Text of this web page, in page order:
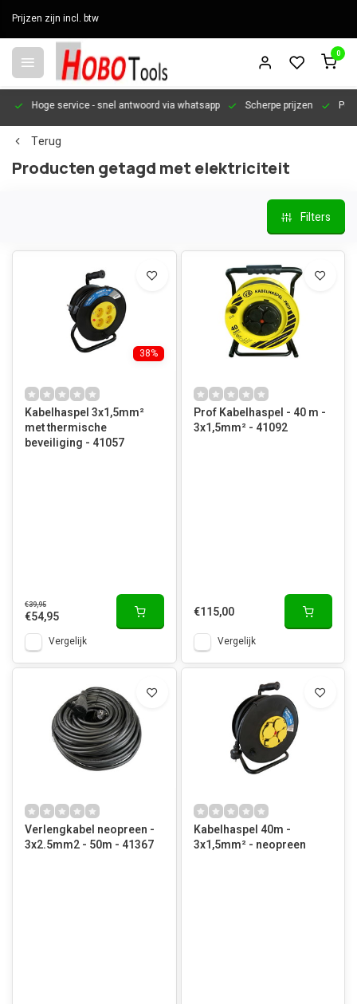
Prijzen zijn incl. btw
0
Hoge service- snel antwoord via whatsapp Scherpe prijzen
Terug
Producten getagd met elektriciteit
Filters
38%
Kabelhaspel 3x1,5mm²
met thermische
beveiliging - 41057
€39,95
€54,95
Vergelijk
Prof Kabelhaspel - 40 m -
3x1,5mm² - 41092
€115,00
Vergelijk
Verlengkabel neopreen -
3x2.5mm2 - 50m - 41367
Kabelhaspel 40m -
3x1,5mm² - neopreen